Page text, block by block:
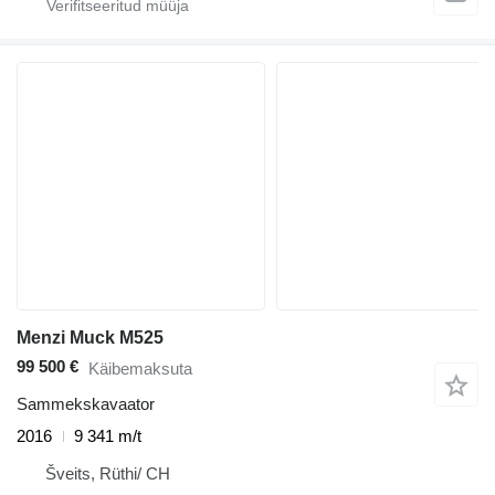
Menzi Muck M525
99 500 € Käibemaksuta
Sammekskavaator
2016
9 341 m/t
Šveits, Rüthi/ CH